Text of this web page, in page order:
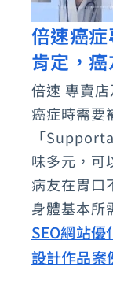
倍速癌
肯定，
倍速 專賣
癌症時需要
「
味多元，可
病友在胃口
身體基本所
SEO網站優
設計作品案
倍
速
癌
症
專
用
配
方：
百
位